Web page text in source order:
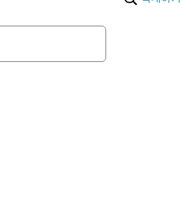
카(성우:
신의 X에